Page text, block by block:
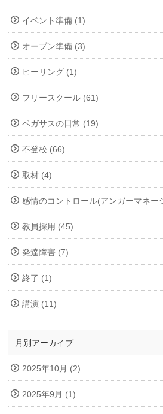
イベント準備 (1)
オープン準備 (3)
ヒーリング (1)
フリースクール (61)
ペガサスの日常 (19)
不登校 (66)
取材 (4)
感情のコントロール(アンガーマネー
教員採用 (45)
発達障害 (7)
終了 (1)
講演 (11)
月別アーカイブ
2025年10月 (2)
2025年9月 (1)